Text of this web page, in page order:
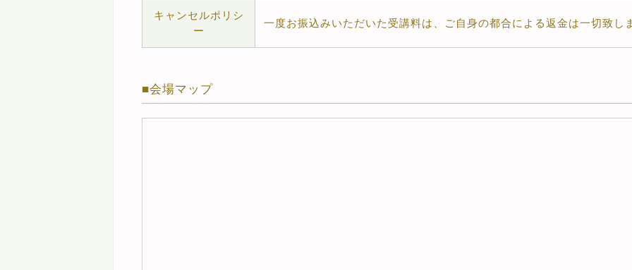
キャンセルポリシ
ー
一度お振込みいただいた受講料は、ご自身の都合による返金は一切致し
会場マップ